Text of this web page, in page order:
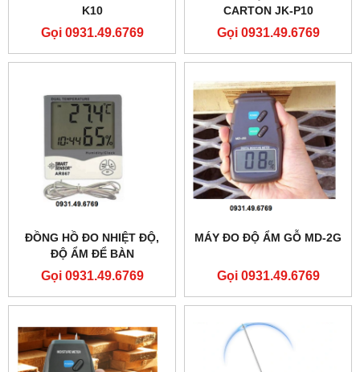
K10
Gọi 0931.49.6769
CARTON JK-P10
Gọi 0931.49.6769
ĐỒNG HỒ ĐO NHIỆT ĐỘ,
ĐỘ ẨM ĐỂ BÀN
SMARTSENSOR AR867
Gọi 0931.49.6769
MÁY ĐO ĐỘ ẨM GỖ MD-2G
Gọi 0931.49.6769